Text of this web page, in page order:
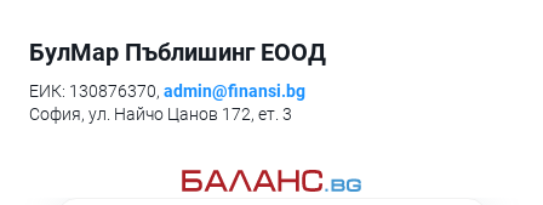
БулМар Пъблишинг ЕООД
ЕИК: 130876370, admin@finansi.bg
София, ул. Найчо Цанов 172, ет. 3